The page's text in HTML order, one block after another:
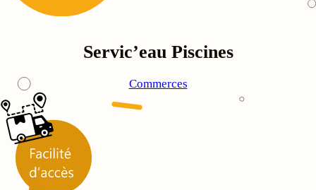
Servic’eau Piscines
Commerces